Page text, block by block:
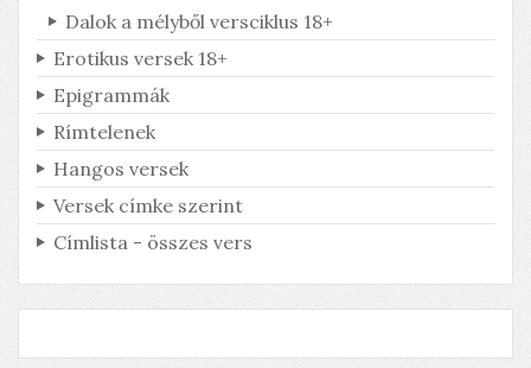
Dalok a mélyből versciklus 18+
Erotikus versek 18+
Epigrammák
Rímtelenek
Hangos versek
Versek címke szerint
Címlista - összes vers